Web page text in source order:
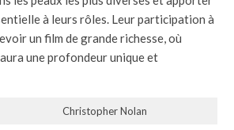
à leurs rôles. Leur participation à
un film de grande richesse, où
une profondeur unique et
Christopher Nolan